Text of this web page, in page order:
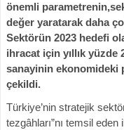
önemli
değer yaratarak daha
Sektörün 2023 hedefi
ihracat için yıllık
sanayinin ekonomideki
çekildi.
Türkiye’nin stratejik
tezgâhları”nı temsil